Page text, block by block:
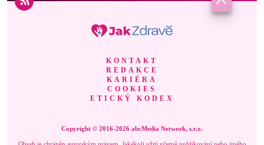
KONTAKT
REDAKCE
KARIÉRA
COOKIES
ETICKÝ KODEX
Copyright © 2016-2026 abcMedia Network, s.r.o.